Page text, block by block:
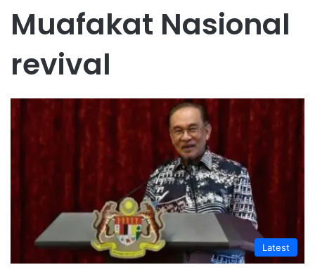
Muafakat Nasional
revival
Latest